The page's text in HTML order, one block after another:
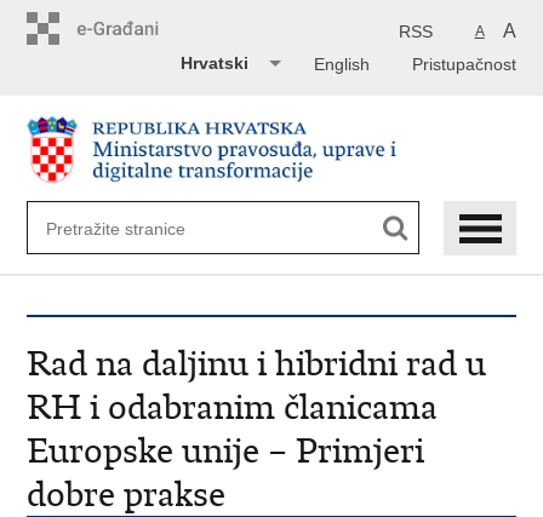
A A
RSS
Pristupačnost
English
Hrvatski
Rad na daljinu i hibridni rad u
RH i odabranim članicama
Europske unije – Primjeri
dobre prakse